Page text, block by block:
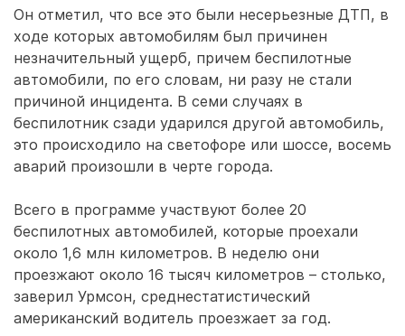
Он отметил, что все это были несерьезные ДТП, в
ходе которых автомобилям был причинен
незначительный ущерб, причем беспилотные
автомобили, по его словам, ни разу не стали
причиной инцидента. В семи случаях в
беспилотник сзади ударился другой автомобиль,
это происходило на светофоре или шоссе, восемь
аварий произошли в черте города.
Всего в программе участвуют более 20
беспилотных автомобилей, которые проехали
около 1,6 млн километров. В неделю они
проезжают около 16 тысяч километров – столько,
заверил Урмсон, среднестатистический
американский водитель проезжает за год.